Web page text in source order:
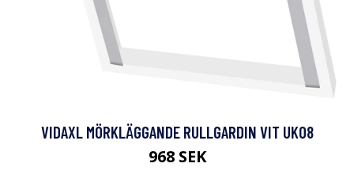
VIDAXL MÖRKLÄGGANDE RULLGARDIN VIT UK08
968 SEK